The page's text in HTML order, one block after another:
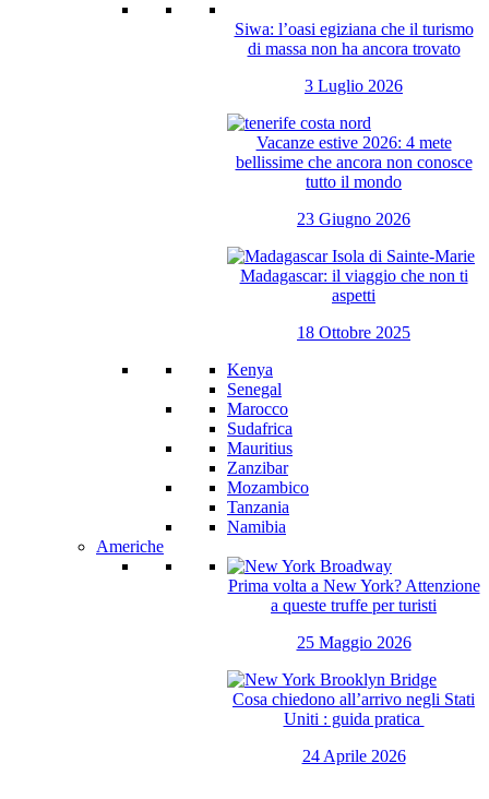
Siwa: l’oasi egiziana che il turismo
di massa non ha ancora trovato
3 Luglio 2026
Vacanze estive 2026: 4 mete
bellissime che ancora non conosce
tutto il mondo
23 Giugno 2026
Madagascar: il viaggio che non ti
aspetti
18 Ottobre 2025
Kenya
Senegal
Marocco
Sudafrica
Mauritius
Zanzibar
Mozambico
Tanzania
Namibia
Americhe
Prima volta a New York? Attenzione
a queste truffe per turisti
25 Maggio 2026
Cosa chiedono all’arrivo negli Stati
Uniti : guida pratica
24 Aprile 2026